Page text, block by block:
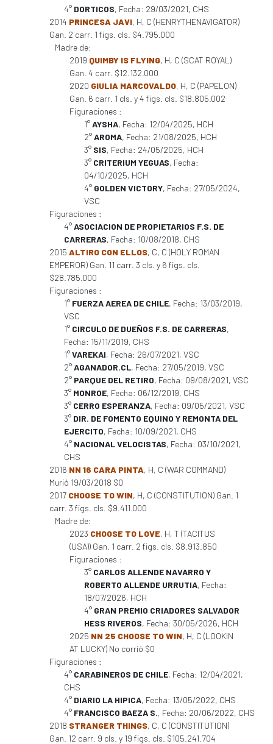
4° DORTICOS, Fecha: 29/03/2021, CHS
2014 PRINCESA JAVI, H, C (HENRYTHENAVIGATOR)
Gan. 2 carr. 1 figs. cls. $4.795.000
Madre de:
2019 QUIMBY IS FLYING, H, C (SCAT ROYAL)
Gan. 4 carr. $12.132.000
2020 GIULIA MARCOVALDO, H, C (PAPELON)
Gan. 6 carr. 1 cls. y 4 figs. cls. $18.805.002
Figuraciones :
1°AYSHA, Fecha: 12/04/2025, HCH
2°AROMA, Fecha: 21/08/2025, HCH
3° SIS, Fecha: 24/05/2025, HCH
3° CRITERIUM YEGUAS, Fecha:
04/10/2025, HCH
4° GOLDEN VICTORY, Fecha: 27/05/2024,
VSC
Figuraciones :
4°ASOCIACION DE PROPIETARIOS F.S. DE
CARRERAS, Fecha: 10/08/2018, CHS
2015 ALTIRO CON ELLOS, C, C (HOLY ROMAN
EMPEROR) Gan. 11 carr. 3 cls. y 6 figs. cls.
$28.785.000
Figuraciones :
1° FUERZA AEREA DE CHILE, Fecha: 13/03/2019,
VSC
1° CIRCULO DE DUEÑOS F.S. DE CARRERAS,
Fecha: 15/11/2019, CHS
1°VAREKAI, Fecha: 26/07/2021, VSC
2°AGANADOR.CL, Fecha: 27/05/2019, VSC
2° PARQUE DEL RETIRO, Fecha: 09/08/2021, VSC
3° MONROE, Fecha: 06/12/2019, CHS
3° CERRO ESPERANZA, Fecha: 09/05/2021, VSC
3° DIR. DE FOMENTO EQUINO Y REMONTA DEL
EJERCITO, Fecha: 10/09/2021, CHS
4° NACIONAL VELOCISTAS, Fecha: 03/10/2021,
CHS
2016 NN 16 CARA PINTA, H, C (WAR COMMAND)
Murió 19/03/2018 $0
2017 CHOOSE TO WIN, H, C (CONSTITUTION) Gan. 1
carr. 3 figs. cls. $9.411.000
Madre de:
2023 CHOOSE TO LOVE, H, T (TACITUS
(USA)) Gan. 1 carr. 2 figs. cls. $8.913.850
Figuraciones :
3° CARLOS ALLENDE NAVARRO Y
ROBERTO ALLENDE URRUTIA, Fecha:
18/07/2026, HCH
4° GRAN PREMIO CRIADORES SALVADOR
HESS RIVEROS, Fecha: 30/05/2026, HCH
2025 NN 25 CHOOSE TO WIN, H, C (LOOKIN
AT LUCKY) No corrió $0
Figuraciones :
4° CARABINEROS DE CHILE, Fecha: 12/04/2021,
CHS
4° DIARIO LA HIPICA, Fecha: 13/05/2022, CHS
4° FRANCISCO BAEZA S., Fecha: 20/06/2022, CHS
2018 STRANGER THINGS, C, C (CONSTITUTION)
Gan. 12 carr. 9 cls. y 19 figs. cls. $105.241.704